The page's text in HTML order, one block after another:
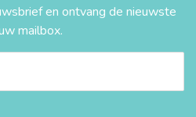
en ontvang de nieuwste
mailbox.